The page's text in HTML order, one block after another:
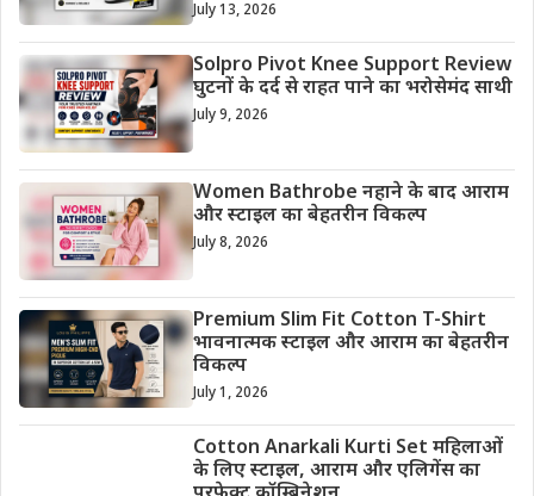
July 13, 2026
Solpro Pivot Knee Support Review
घुटनों के दर्द से राहत पाने का भरोसेमंद साथी
July 9, 2026
Women Bathrobe नहाने के बाद आराम
और स्टाइल का बेहतरीन विकल्प
July 8, 2026
Premium Slim Fit Cotton T-Shirt
भावनात्मक स्टाइल और आराम का बेहतरीन
विकल्प
July 1, 2026
Cotton Anarkali Kurti Set महिलाओं
के लिए स्टाइल, आराम और एलिगेंस का